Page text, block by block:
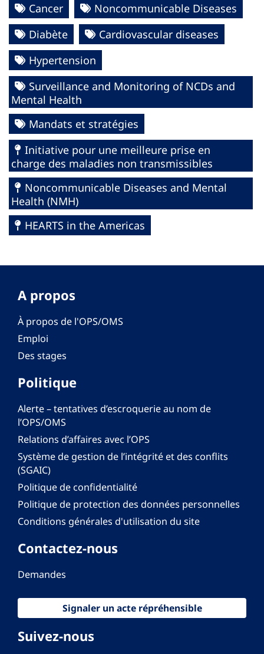
Cancer
Noncommunicable Diseases
Diabète
Cardiovascular diseases
Hypertension
Surveillance and Monitoring of NCDs and
Mental Health
Mandats et stratégies
Initiative pour une meilleure prise en
charge des maladies non transmissibles
Noncommunicable Diseases and Mental
Health (NMH)
HEARTS in the Americas
A propos
À propos de l'OPS/OMS
Emploi
Des stages
Politique
Alerte – tentatives d’escroquerie au nom de
l’OPS/OMS
Relations d’affaires avec l’OPS
Système de gestion de l’intégrité et des conflits
(SGAIC)
Politique de confidentialité
Politique de protection des données personnelles
Conditions générales d'utilisation du site
Contactez-nous
Demandes
Signaler un acte répréhensible
Suivez-nous